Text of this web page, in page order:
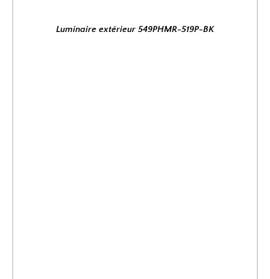
Luminaire extérieur 549PHMR-519P-BK